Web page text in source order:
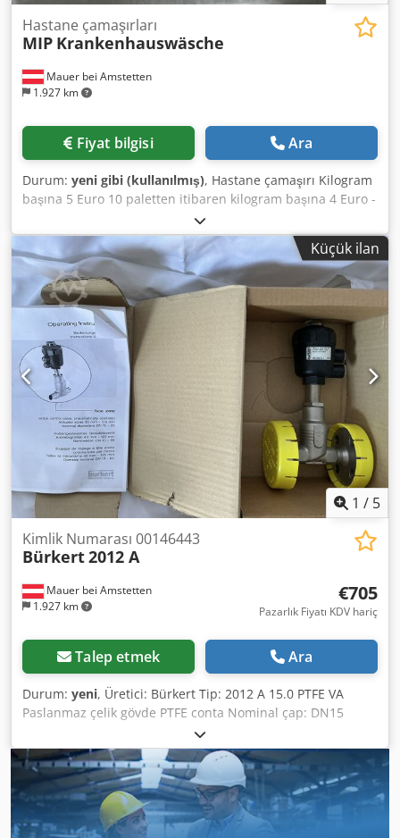
Mauer bei Amstetten
1.927 km
Hastane çamaşırları
MIP Krankenhauswäsche
Fiyat bilgisi Ara
Durum: yeni gibi (kullanılmış), Hastane çamaşırı Kilogram
başına 5 Euro 10 paletten itibaren kilogram başına 4 Euro -
İnkontinans örtüleri, mavi ve yeşil renklerde - Doktor
önlükleri, beyaz/mavi - Hemşire önlükleri, beyaz/mavi
Cjdpfx Akozr Uczjverf - Yüz havluları - Havlular,
beyaz/sarı/turuncu renklerde - Hastane önlükleri, çeşitli
desenlerde Hemen 45 palet mevcuttur.
Küçük ilan
1 / 5
Mauer bei Amstetten
1.927 km
Kimlik Numarası 00146443
Bürkert2012 A
€705
Pazarlık Fiyatı KDV hariç
Talep etmek Ara
Durum: yeni, Üretici: Bürkert Tip: 2012 A 15.0 PTFE VA
Paslanmaz çelik gövde PTFE conta Nominal çap: DN15
Çalışma basıncı: 16 bar Pilot basıncı: 2,8–10 bar Durum:
Yeni / orijinal ambalajında Crodpezrv E Dsfx Akvjf